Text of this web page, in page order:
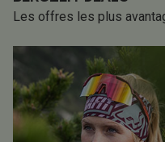
Les offres les plus